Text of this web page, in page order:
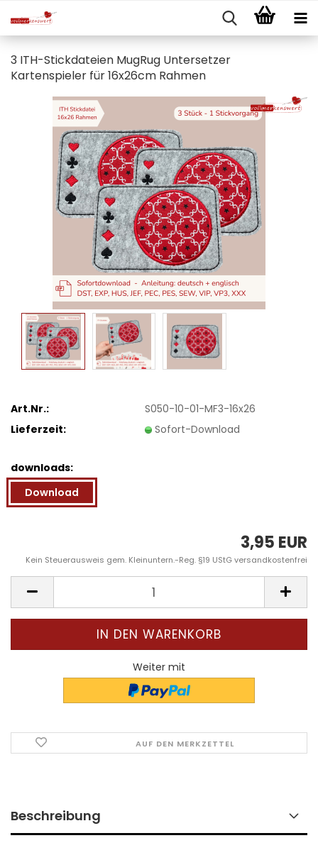
3 ITH-Stickdateien MugRug Untersetzer
Kartenspieler für 16x26cm Rahmen
Art.Nr.:
S050-10-01-MF3-16x26
Lieferzeit:
Sofort-Download
downloads:
Download
3,95 EUR
Kein Steuerausweis gem. Kleinuntern.-Reg. §19 UStG versandkostenfrei
Weiter mit
AUF DEN MERKZETTEL
Beschreibung